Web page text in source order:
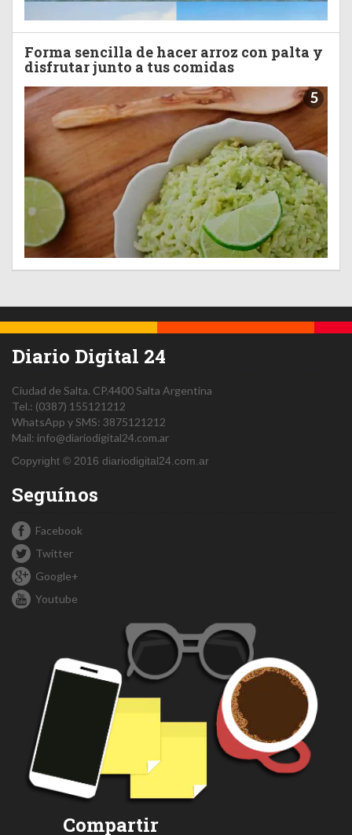
Forma sencilla de hacer arroz con palta y
disfrutar junto a tus comidas
5
Diario Digital 24
Ciudad de Salta. CP.4400Salta Argentina
Tel.: (0387) 155121212
WhatsApp y SMS: 3875121212
Mail: info@diariodigital24.com.ar
Copyright © 2016 diariodigital24.com.ar
Seguínos
Facebook
Twitter
Google+
Youtube
Compartir